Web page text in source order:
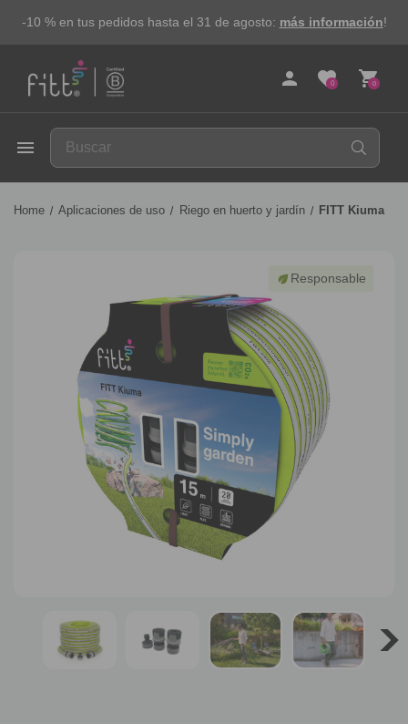
-10 % en tus pedidos hasta el 31 de agosto: más información!
person 0
favorite 0
shopping_cart
menu
Home Aplicaciones de uso Riego en huerto y jardín FITT Kiuma
ecoResponsable